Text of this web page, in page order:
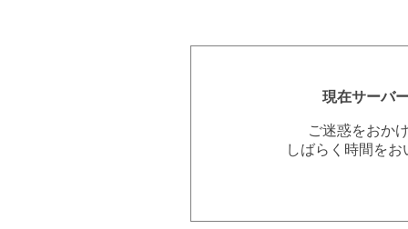
現在サーバ
ご迷惑をおか
しばらく時間を